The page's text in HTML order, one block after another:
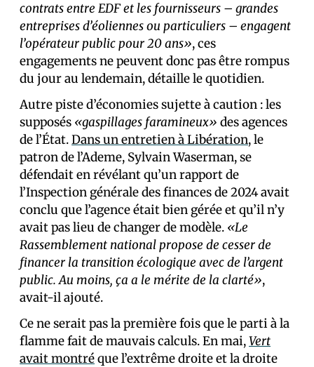
contrats entre EDF et les fournisseurs – grandes
entreprises d’éoliennes ou particuliers – engagent
l’opérateur public pour 20 ans», ces
engagements ne peuvent donc pas être rompus
du jour au lendemain, détaille le quotidien.
Autre piste d’économies sujette à caution : les
supposés «gaspillages faramineux» des agences
de l’État.Dans un entretien à Libération, le
patron de l’Ademe, Sylvain Waserman, se
défendait en révélant qu’un rapport de
l’Inspection générale des finances de 2024 avait
conclu que l’agence était bien gérée et qu’il n’y
avait pas lieu de changer de modèle. «Le
Rassemblement national propose de cesser de
financer la transition écologique avec de l’argent
public. Au moins, ça a le mérite de la clarté»,
avait-il ajouté.
Ce ne serait pas la première fois que le parti à la
flamme fait de mauvais calculs. En mai,Vert
avait montréque l’extrême droite et la droite